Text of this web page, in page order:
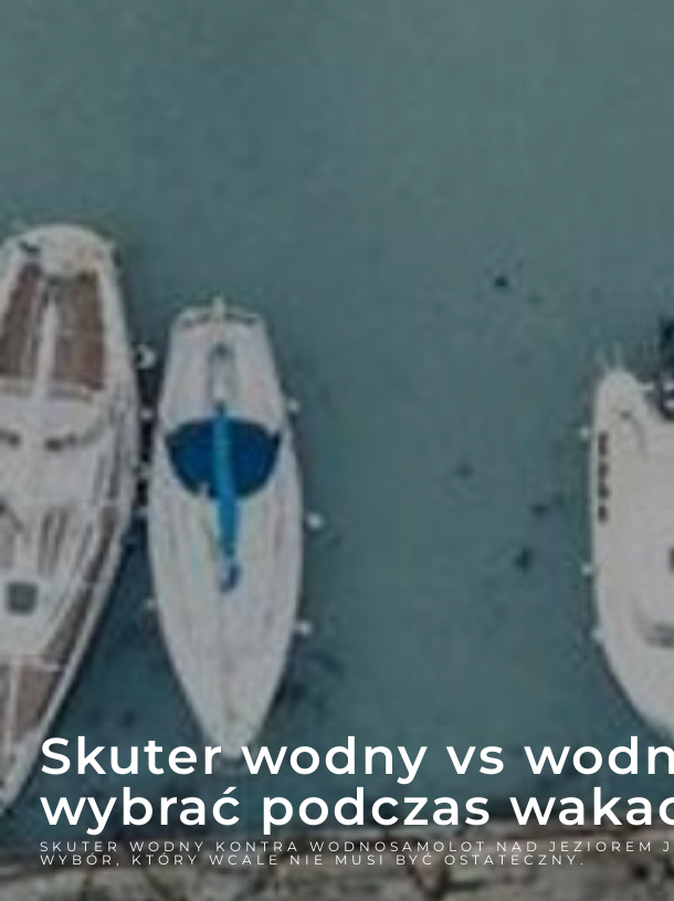
DOMKI WYŻYWIENIE
Skuter wodny vs
wybrać podczas
SKUTER WODNY KONTRA WODNOSAMOLOT NAD
WYBÓR, KTÓRY WCALE NIE MUSI BYĆ OSTATECZNY.